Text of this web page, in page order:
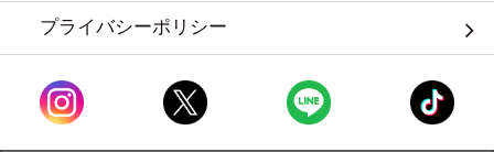
プライバシーポリシー